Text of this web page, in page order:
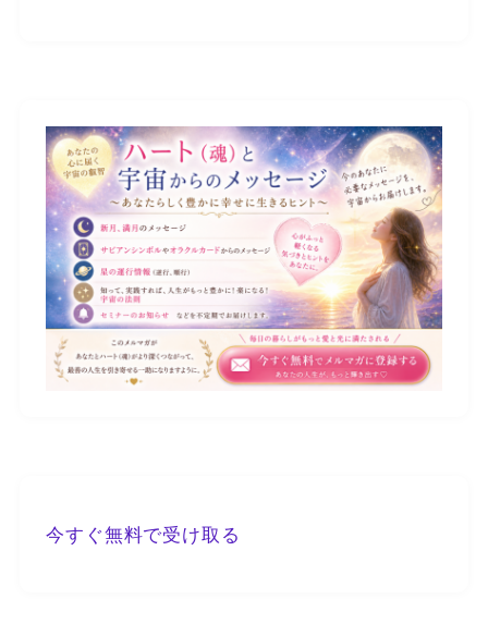
今すぐ無料で受け取る